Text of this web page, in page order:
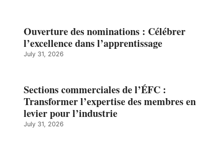
Ouverture des nominations : Célébrer
l’excellence dans l’apprentissage
July 31, 2026
Sections commerciales de l’ÉFC :
Transformer l’expertise des membres en
levier pour l’industrie
July 31, 2026